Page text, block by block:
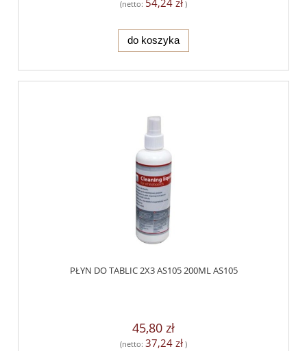
(netto: )
do koszyka
PŁYN DO TABLIC 2X3 AS105 200ML AS105
45,80 zł
(netto: 37,24 zł )